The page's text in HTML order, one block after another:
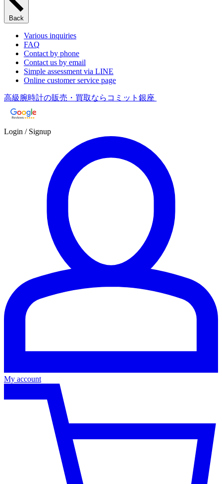
Back
Various inquiries
FAQ
Contact by phone
Contact us by email
Simple assessment via LINE
Online customer service page
高級腕時計の販売・買取ならコミット銀座
Login / Signup
My account